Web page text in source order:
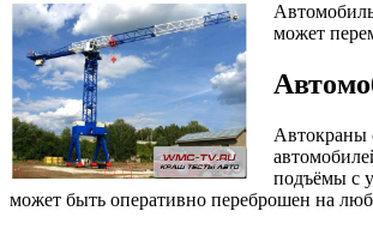
может
Автокраны
подъёмы с
может быть оперативно переброшен на